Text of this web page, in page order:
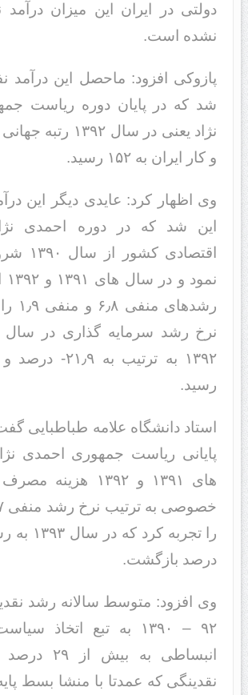
دولتی در ایران این میزان
نشده است.
پازوکی افزود: ماحصل این درآمد
شد که در پایان دوره ریاست
نژاد یعنی در سال
و کار ایران به ۱۵۲ رسید.
وی اظهار کرد: عایدی دیگر این
این شد که در دوره احمدی
رسید.
استاد دانشگاه علامه طباطبایی
پایانی ریاست جمهوری احمدی
های ۱۳۹۱ و ۱۳۹۲
درصد بازگشت.
وی افزود: متوسط سالانه رشد
۹۲ – ۱۳۹۰ به تبع اتخاذ
انبساطی به
نقدینگی که عمدتا با منشا بسط